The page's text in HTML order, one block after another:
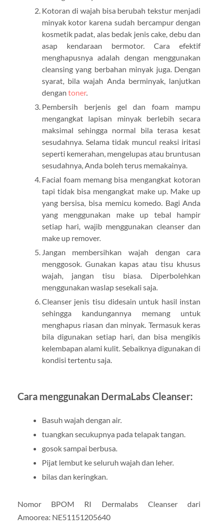
Kotoran di wajah bisa berubah tekstur menjadi
minyak kotor karena sudah bercampur dengan
kosmetik padat, alas bedak jenis cake, debu dan
asap kendaraan bermotor. Cara efektif
menghapusnya adalah dengan menggunakan
cleansing yang berbahan minyak juga. Dengan
syarat, bila wajah Anda berminyak, lanjutkan
dengan toner.
Pembersih berjenis gel dan foam mampu
mengangkat lapisan minyak berlebih secara
maksimal sehingga normal bila terasa kesat
sesudahnya. Selama tidak muncul reaksi iritasi
seperti kemerahan, mengelupas atau bruntusan
sesudahnya, Anda boleh terus memakainya.
Facial foam memang bisa mengangkat kotoran
tapi tidak bisa mengangkat make up. Make up
yang bersisa, bisa memicu komedo. Bagi Anda
yang menggunakan make up tebal hampir
setiap hari, wajib menggunakan cleanser dan
make up remover.
Jangan membersihkan wajah dengan cara
menggosok. Gunakan kapas atau tisu khusus
wajah, jangan tisu biasa. Diperbolehkan
menggunakan waslap sesekali saja.
Cleanser jenis tisu didesain untuk hasil instan
sehingga kandungannya memang untuk
menghapus riasan dan minyak. Termasuk keras
bila digunakan setiap hari, dan bisa mengikis
kelembapan alami kulit. Sebaiknya digunakan di
kondisi tertentu saja.
Cara menggunakan DermaLabs Cleanser:
Basuh wajah dengan air.
tuangkan secukupnya pada telapak tangan.
gosok sampai berbusa.
Pijat lembut ke seluruh wajah dan leher.
bilas dan keringkan.
Nomor BPOM RI Dermalabs Cleanser dari
Amoorea: NE51151205640